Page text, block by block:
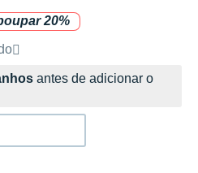
20%
pela marca
antes de adicionar o